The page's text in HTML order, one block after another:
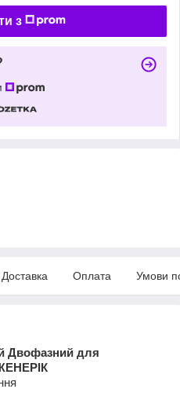
з
Доставка Оплата Умови
Двофазний для
К